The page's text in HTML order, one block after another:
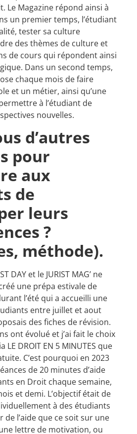
Le Magazine répond ainsi à
un premier temps, l’étudiant
tester sa culture
des thèmes de culture et
de cours qui répondent ainsi
Dans un second temps,
chaque mois de faire
et un métier, ainsi qu’une
à l’étudiant de
nouvelles.
d’autres
pour
aux
de
leurs
?
méthode).
DAY et le JURIST MAG’ ne
une prépa estivale de
l’été qui a accueilli une
entre juillet et aout
des fiches de révision.
ont évolué et j’ai fait le choix
DROIT EN 5 MINUTES que
C’est pourquoi en 2023
de 20 minutes d’aide
en Droit chaque semaine,
et demi. L’objectif était de
à des étudiants
de l’aide que ce soit sur une
lettre de motivation, ou